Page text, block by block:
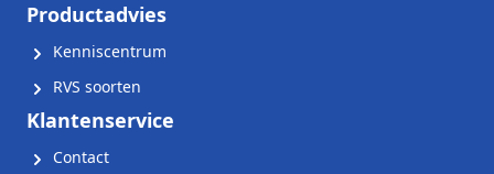
Productadvies
Kenniscentrum
RVS soorten
Klantenservice
Contact